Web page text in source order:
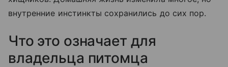
внутренние инстинкты сохранились до сих пор.
Что это означает для
владельца питомца